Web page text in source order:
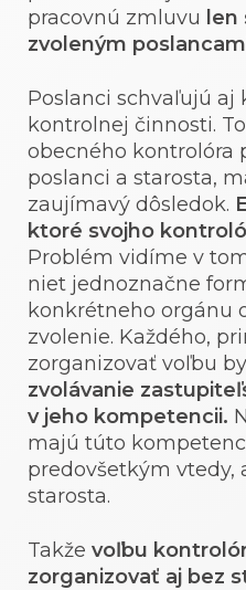
pracovnú zmluvu
zvoleným
Poslanci schvaľujú aj
kontrolnej činnosti.
obecného kontrolóra
poslanci a starosta,
zaujímavý dôsledok.
ktoré svojho
Problém vidíme v
niet jednoznačne
konkrétneho orgánu
zvolenie. Každého,
zorganizovať voľbu
zvolávanie
v jeho kompetencii.
majú túto
predovšetkým vtedy,
starosta.
Takže voľbu
zorganizovať aj bez